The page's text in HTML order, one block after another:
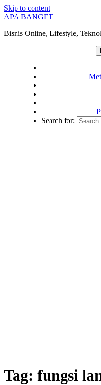
Skip to content
APA BANGET
Bisnis Online, Lifestyle,
Search for:
Tag: fungsi